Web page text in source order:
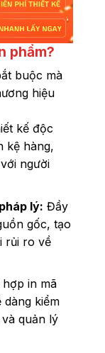
phẩm?
buộc mà
hiệu
kế độc
kệ hàng,
người
lý: Đầy
gốc, tạo
rủi ro về
in mã
dàng kiểm
quản lý